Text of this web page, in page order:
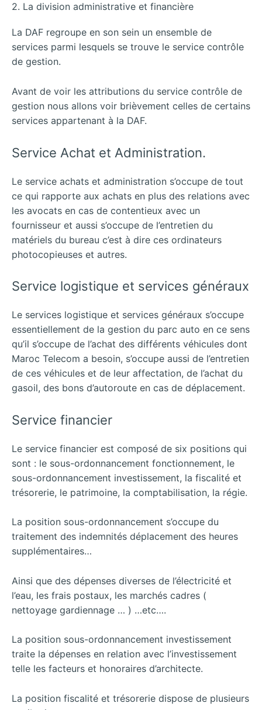
2. La division administrative et financière
La DAF regroupe en son sein un ensemble de
services parmi lesquels se trouve le service contrôle
de gestion.
Avant de voir les attributions du service contrôle de
gestion nous allons voir brièvement celles de certains
services appartenant à la DAF.
Service Achat et Administration.
Le service achats et administration s’occupe de tout
ce qui rapporte aux achats en plus des relations avec
les avocats en cas de contentieux avec un
fournisseur et aussi s’occupe de l’entretien du
matériels du bureau c’est à dire ces ordinateurs
photocopieuses et autres.
Service logistique et services généraux
Le services logistique et services généraux s’occupe
essentiellement de la gestion du parc auto en ce sens
qu’il s’occupe de l’achat des différents véhicules dont
Maroc Telecom a besoin, s’occupe aussi de l’entretien
de ces véhicules et de leur affectation, de l’achat du
gasoil, des bons d’autoroute en cas de déplacement.
Service financier
Le service financier est composé de six positions qui
sont : le sous-ordonnancement fonctionnement, le
sous-ordonnancement investissement, la fiscalité et
trésorerie, le patrimoine, la comptabilisation, la régie.
La position sous-ordonnancement s’occupe du
traitement des indemnités déplacement des heures
supplémentaires…
Ainsi que des dépenses diverses de l’électricité et
l’eau, les frais postaux, les marchés cadres (
nettoyage gardiennage … ) …etc….
La position sous-ordonnancement investissement
traite la dépenses en relation avec l’investissement
telle les facteurs et honoraires d’architecte.
La position fiscalité et trésorerie dispose de plusieurs